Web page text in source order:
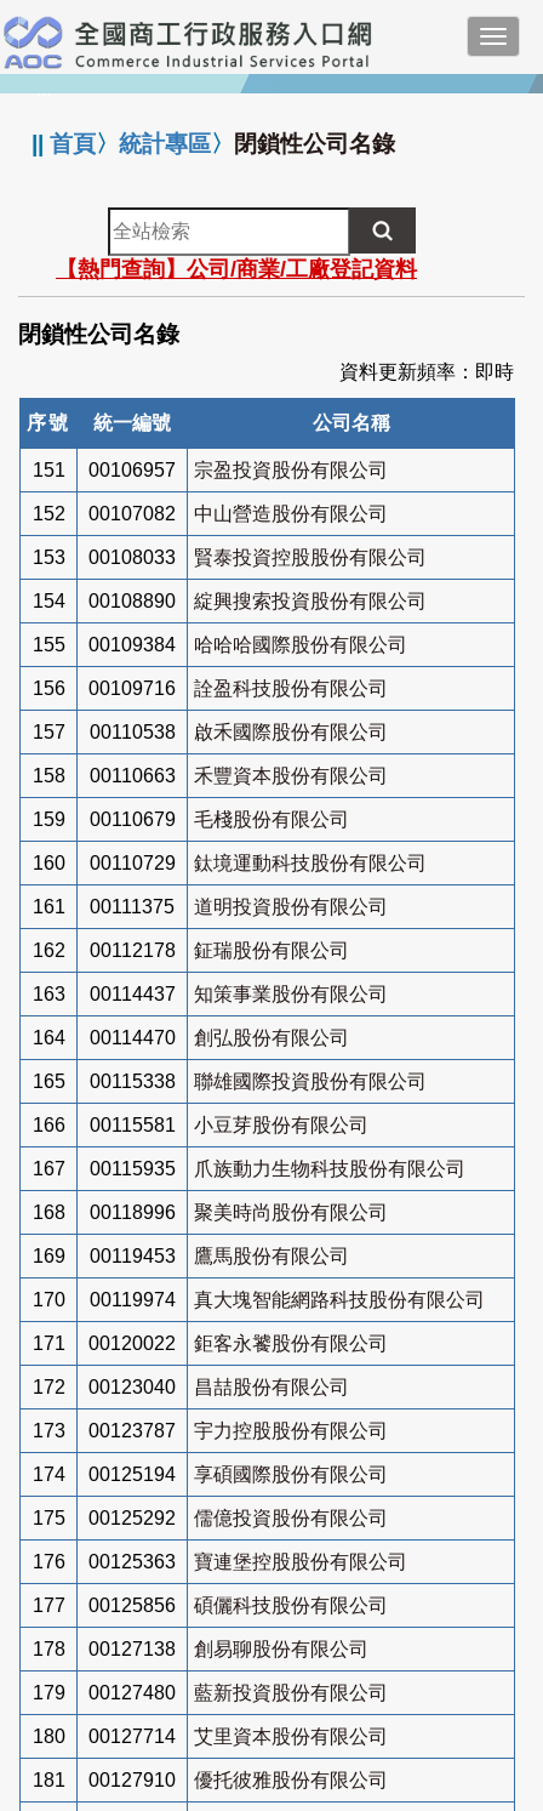
跳
到
主
要
:::
||首頁〉統計專區〉 閉鎖性公司名錄
全
站
檢
索
【熱門查詢】公司/商業/工廠登記資料
閉鎖性公司名錄
資料更新頻率：即時
序號 統一編號 公司名稱
151 00106957 宗盈投資股份有限公司
152 00107082 中山營造股份有限公司
153 00108033 賢泰投資控股股份有限公司
154 00108890 綻興搜索投資股份有限公司
155 00109384 哈哈哈國際股份有限公司
156 00109716 詮盈科技股份有限公司
157 00110538 啟禾國際股份有限公司
158 00110663 禾豐資本股份有限公司
159 00110679 毛棧股份有限公司
160 00110729 鈦境運動科技股份有限公司
161 00111375 道明投資股份有限公司
162 00112178 鉦瑞股份有限公司
163 00114437 知策事業股份有限公司
164 00114470 創弘股份有限公司
165 00115338 聯雄國際投資股份有限公司
166 00115581 小豆芽股份有限公司
167 00115935 爪族動力生物科技股份有限公司
168 00118996 聚美時尚股份有限公司
169 00119453 鷹馬股份有限公司
170 00119974 真大塊智能網路科技股份有限公司
171 00120022 鉅客永饕股份有限公司
172 00123040 昌喆股份有限公司
173 00123787 宇力控股股份有限公司
174 00125194 享碩國際股份有限公司
175 00125292 儒億投資股份有限公司
176 00125363 寶連堡控股股份有限公司
177 00125856 碩儷科技股份有限公司
178 00127138 創易聊股份有限公司
179 00127480 藍新投資股份有限公司
180 00127714 艾里資本股份有限公司
181 00127910 優托彼雅股份有限公司